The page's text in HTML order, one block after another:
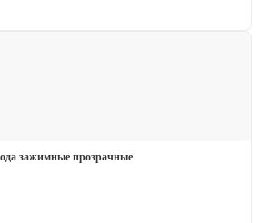
зажимные прозрачные